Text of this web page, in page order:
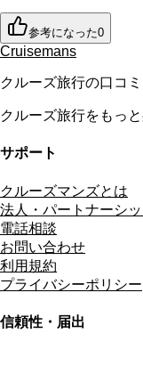
参考になった0
Cruisemans
クルーズ旅行の口コ
クルーズ旅行をもっと
サポート
クルーズマンズとは
法人・パートナーシ
電話相談
お問い合わせ
利用規約
プライバシーポリシー
信頼性・届出